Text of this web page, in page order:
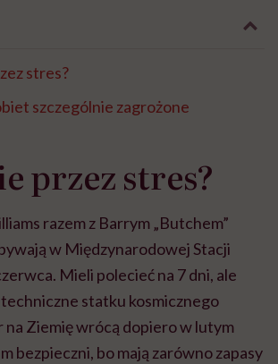
stres?
szczególnie zagrożone
przez stres?
razem z Barrym „Butchem”
w Międzynarodowej Stacji
Mieli polecieć na 7 dni, ale
statku kosmicznego
na Ziemię wrócą dopiero w lutym
bezpieczni, bo mają zarówno zapasy